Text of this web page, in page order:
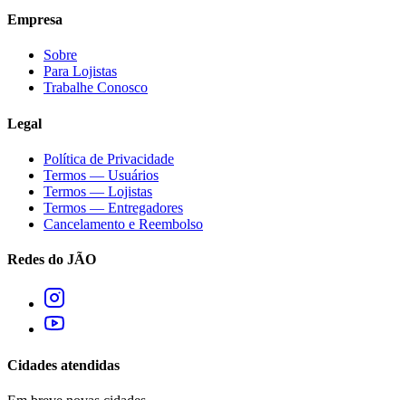
Empresa
Sobre
Para Lojistas
Trabalhe Conosco
Legal
Política de Privacidade
Termos — Usuários
Termos — Lojistas
Termos — Entregadores
Cancelamento e Reembolso
Redes do JÃO
Cidades atendidas